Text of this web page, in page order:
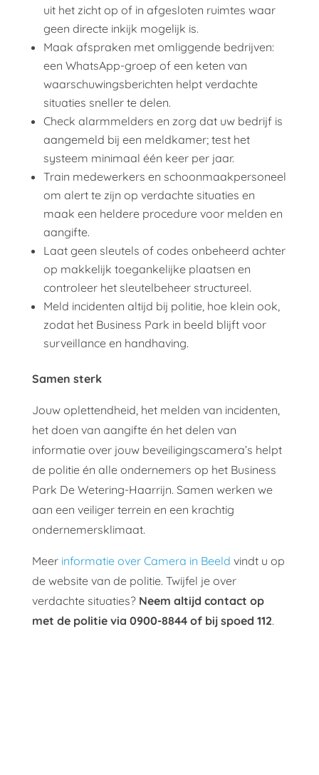
uit het zicht op of in afgesloten ruimtes waar
geen directe inkijk mogelijk is.
Maak afspraken met omliggende bedrijven:
een WhatsApp-groep of een keten van
waarschuwingsberichten helpt verdachte
situaties sneller te delen.
Check alarmmelders en zorg dat uw bedrijf is
aangemeld bij een meldkamer; test het
systeem minimaal één keer per jaar.
Train medewerkers en schoonmaakpersoneel
om alert te zijn op verdachte situaties en
maak een heldere procedure voor melden en
aangifte.
Laat geen sleutels of codes onbeheerd achter
op makkelijk toegankelijke plaatsen en
controleer het sleutelbeheer structureel.
Meld incidenten altijd bij politie, hoe klein ook,
zodat het Business Park in beeld blijft voor
surveillance en handhaving.
Samen sterk
Jouw oplettendheid, het melden van incidenten,
het doen van aangifte én het delen van
informatie over jouw beveiligingscamera’s helpt
de politie én alle ondernemers op het Business
Park De Wetering-Haarrijn. Samen werken we
aan een veiliger terrein en een krachtig
ondernemersklimaat.
Meer informatie over Camera in Beeld vindt u op
de website van de politie. Twijfel je over
verdachte situaties? Neem altijd contact op
met de politie via 0900-8844 of bij spoed 112.